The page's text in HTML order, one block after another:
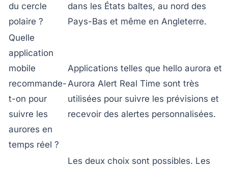
du cercle
polaire ?
dans les États baltes, au nord des
Pays-Bas et même en Angleterre.
Quelle
application
mobile
recommande-
t-on pour
suivre les
aurores en
temps réel ?
Applications telles que hello aurora et
Aurora Alert Real Time sont très
utilisées pour suivre les prévisions et
recevoir des alertes personnalisées.
Les deux choix sont possibles. Les